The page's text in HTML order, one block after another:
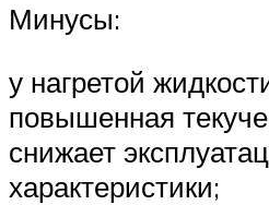
Минусы:
у нагретой
повышенная
снижает
характеристики;